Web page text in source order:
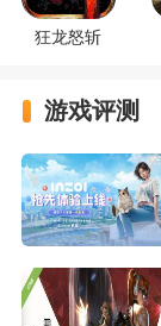
狂龙怒斩
游戏评测